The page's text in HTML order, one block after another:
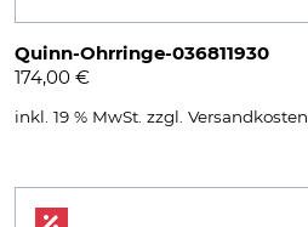
Quinn-Ohrringe-036811930
174,00 €
inkl. 19 % MwSt. zzgl. Versandkosten